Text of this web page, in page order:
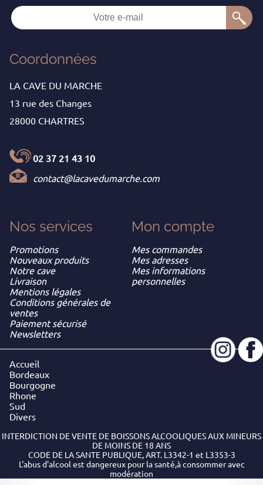
Coordonnées
LA CAVE DU MARCHE
13 rue des Changes
28000 CHARTRES
02 37 21 43 10
contact@lacavedumarche.com
Nos services
Promotions
Nouveaux produits
Notre cave
Livraison
Mentions légales
Conditions générales de
ventes
Paiement sécurisé
Newsletters
Mon compte
Mes commandes
Mes adresses
Mes informations
personnelles
Accueil
Bordeaux
Bourgogne
Rhone
Sud
Divers
INTERDICTION DE VENTE DE BOISSONS ALCOOLIQUES AUX MINEURS
DE MOINS DE 18 ANS
CODE DE LA SANTE PUBLIQUE, ART. L3342-1 et L3353-3
L'abus d'alcool est dangereux pour la santé,à consommer avec
modération